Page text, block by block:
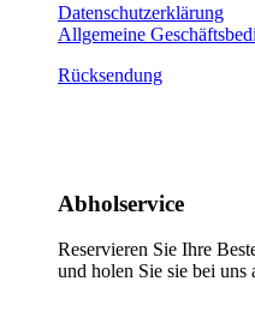
Datenschutzerklärung
Allgemeine
Rücksendung
Abholservice
Reservieren Sie Ihre
und holen Sie sie bei uns